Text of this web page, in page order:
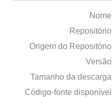
Nome
Repositório
Origem do Repositório
Versão
Tamanho da descarga
Código-fonte disponível